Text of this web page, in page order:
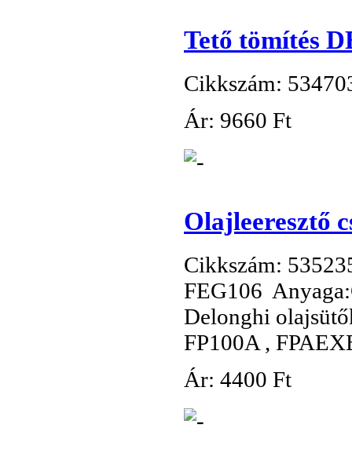
Tető tömítés
Cikkszám:
Ár: 9660 Ft
Olajleeresztő
Cikkszám:
FEG106
Delonghi
FP100A ,
Ár: 4400 Ft